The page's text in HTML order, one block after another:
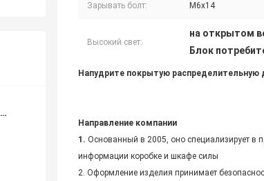
Зарывать болт: M6x14
Высокий свет:
на открытом
Блок
Напудрите покрытую распределительную
Направление компании
1. Основанный в 2005, оно специализирует в
информации коробке и шкафе силы
2. Оформление изделия принимает